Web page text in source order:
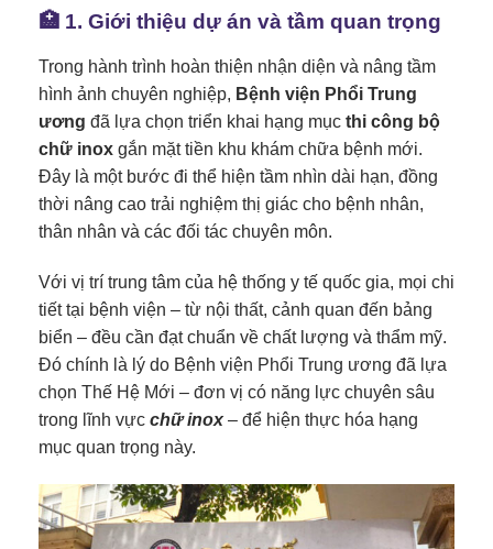
🏥 1. Giới thiệu dự án và tầm quan trọng
Trong hành trình hoàn thiện nhận diện và nâng tầm
hình ảnh chuyên nghiệp, Bệnh viện Phổi Trung
ương đã lựa chọn triển khai hạng mục thi công bộ
chữ inox gắn mặt tiền khu khám chữa bệnh mới.
Đây là một bước đi thể hiện tầm nhìn dài hạn, đồng
thời nâng cao trải nghiệm thị giác cho bệnh nhân,
thân nhân và các đối tác chuyên môn.
Với vị trí trung tâm của hệ thống y tế quốc gia, mọi chi
tiết tại bệnh viện – từ nội thất, cảnh quan đến bảng
biển – đều cần đạt chuẩn về chất lượng và thẩm mỹ.
Đó chính là lý do Bệnh viện Phổi Trung ương đã lựa
chọn Thế Hệ Mới – đơn vị có năng lực chuyên sâu
trong lĩnh vực chữ inox – để hiện thực hóa hạng
mục quan trọng này.